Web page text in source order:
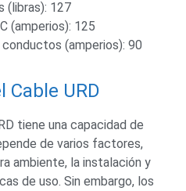
(libras): 127
(amperios): 125
(amperios): 90
URD
tiene una capacidad de
de varios factores,
ambiente, la instalación y
de uso. Sin embargo, los